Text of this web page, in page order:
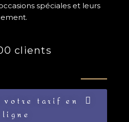
spéciales et leurs
clients
votre tarif en
ligne